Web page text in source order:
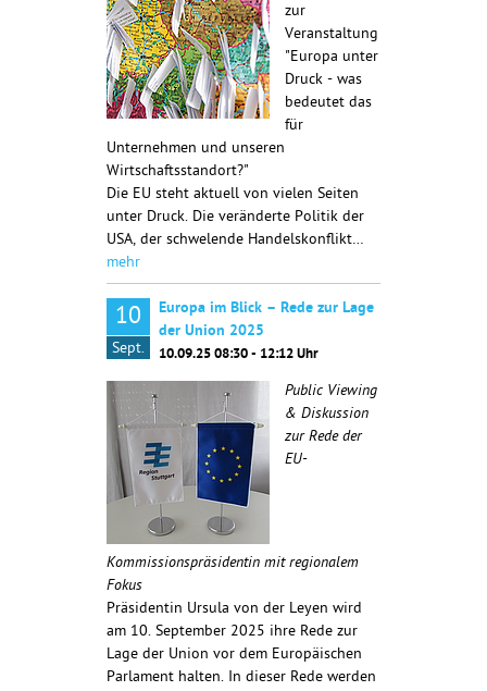
zur
Veranstaltung
"Europa unter
Druck - was
bedeutet das
für
Unternehmen und unseren
Wirtschaftsstandort?"
Die EU steht aktuell von vielen Seiten
unter Druck. Die veränderte Politik der
USA, der schwelende Handelskonflikt…
mehr
10
Sept.
Europa im Blick – Rede zur Lage
der Union 2025
10.09.25 08:30 - 12:12 Uhr
Public Viewing
& Diskussion
zur Rede der
EU-
Kommissionspräsidentin mit regionalem
Fokus
Präsidentin Ursula von der Leyen wird
am 10. September 2025 ihre Rede zur
Lage der Union vor dem Europäischen
Parlament halten. In dieser Rede werden